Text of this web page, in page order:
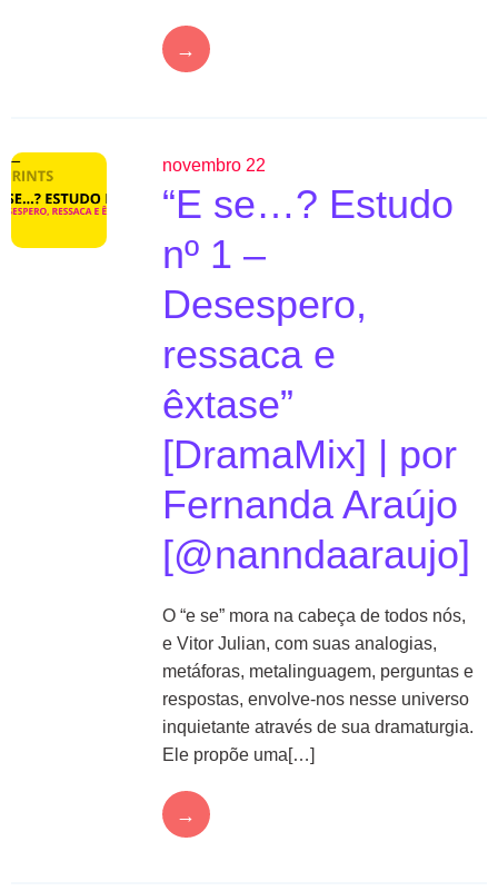
→
novembro 22
“E se…? Estudo
nº 1 –
Desespero,
ressaca e
êxtase”
[DramaMix] | por
Fernanda Araújo
[@nanndaaraujo]
O “e se” mora na cabeça de todos nós,
e Vitor Julian, com suas analogias,
metáforas, metalinguagem, perguntas e
respostas, envolve-nos nesse universo
inquietante através de sua dramaturgia.
Ele propõe uma[…]
→